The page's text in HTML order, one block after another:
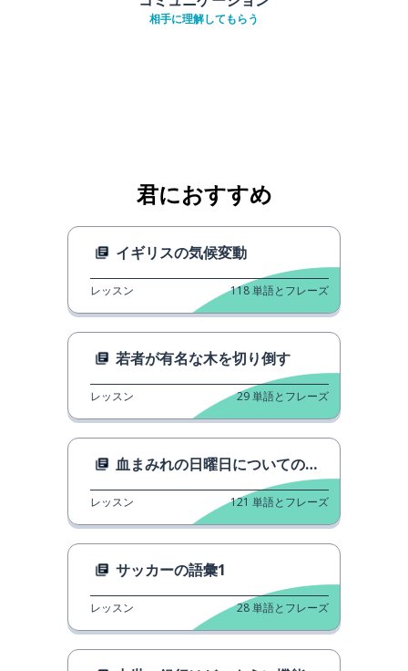
相手に理解してもらう
君におすすめ
イギリスの気候変動
レッスン 118単語とフレーズ
若者が有名な木を切り倒す
レッスン 29単語とフレーズ
血まみれの日曜日についてのレポート
レッスン 121 単語とフレーズ
サッカーの語彙1
レッスン 28単語とフレーズ